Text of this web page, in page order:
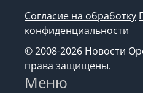
Согласие на обработку
конфиденциальности
© 2008-2026 Новости
права защищены.
Меню